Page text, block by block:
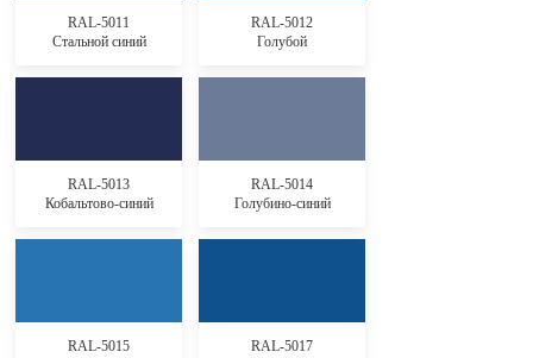
RAL-5011
Стальной синий
RAL-5012
Голубой
RAL-5013
Кобальтово-синий
RAL-5014
Голубино-синий
RAL-5015
RAL-5017